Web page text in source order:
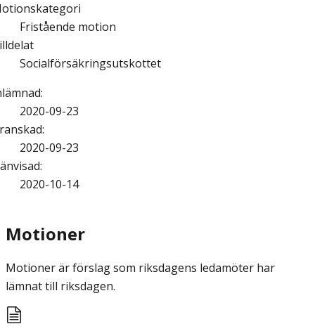
Fristående motion
Socialförsäkringsutskottet
:
2020-09-23
:
2020-09-23
:
2020-10-14
Motioner
Motioner är förslag som riksdagens ledamöter har
lämnat till riksdagen.